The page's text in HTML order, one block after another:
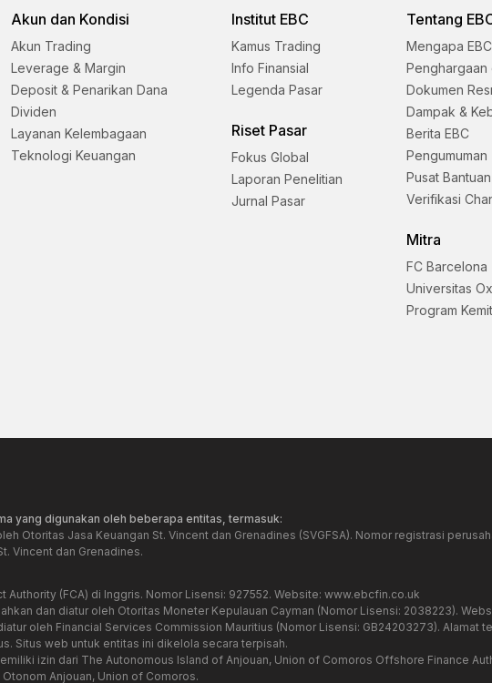
Akun dan Kondisi
Akun Trading
Leverage & Margin
Deposit & Penarikan Dana
Dividen
Layanan Kelembagaan
Teknologi Keuangan
Institut EBC
Kamus Trading
Info Finansial
Legenda Pasar
Riset Pasar
Fokus Global
Laporan Penelitian
Jurnal Pasar
Tentang
Mengapa EBC
Penghargaan
Dokumen
Dampak &
Berita EBC
Pengumuman
Pusat Bantuan
Verifikasi
Mitra
FC Barcelona
Universitas
Program
yang digunakan oleh beberapa entitas, termasuk:
Otoritas Jasa Keuangan St. Vincent dan Grenadines (SVGFSA). Nomor registrasi
Vincent dan Grenadines.
Authority (FCA) di Inggris. Nomor Lisensi: 927552. Website: www.ebcfin.co.uk
dan diatur oleh Otoritas Moneter Kepulauan Cayman (Nomor Lisensi: 2038223).
oleh Financial Services Commission Mauritius (Nomor Lisensi: GB24203273). Alamat
Situs web untuk entitas ini dikelola secara terpisah.
izin dari The Autonomous Island of Anjouan, Union of Comoros Offshore Finance
Anjouan, Union of Comoros.